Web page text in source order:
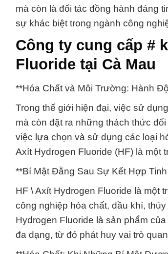
mà còn là đối tác đồng hành đáng
sự khác biệt trong ngành công
Công ty cung cấp #
Fluoride tại Cà Mau
**Hóa Chất và Môi Trường: Hành
Trong thế giới hiện đại, việc sử
mà còn đặt ra những thách thức
việc lựa chọn và sử dụng các loại
Axít Hydrogen Fluoride (HF) là một
**Bí Mật Đằng Sau Sự Kết Hợp
HF \ Axít Hydrogen Fluoride là một
công nghiệp hóa chất, dầu khí,
Hydrogen Fluoride là sản phẩm
đa dạng, từ đó phát huy vai trò